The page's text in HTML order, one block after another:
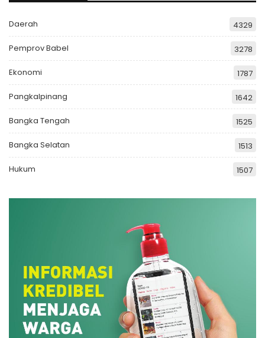
Daerah 4329
Pemprov Babel 3278
Ekonomi 1787
Pangkalpinang 1642
Bangka Tengah 1525
Bangka Selatan 1513
Hukum 1507